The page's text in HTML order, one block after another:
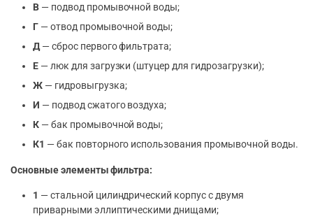
В— подвод промывочной воды;
Г— отвод промывочной воды;
Д— сброс первого фильтрата;
Е— люк для загрузки (штуцер для гидрозагрузки);
Ж— гидровыгрузка;
И — подвод сжатого воздуха;
К— бак промывочной воды;
К1 — бак повторного использования промывочной воды.
Основные элементы фильтра:
1 — стальной цилиндрический корпус с двумя
приварными эллиптическими днищами;